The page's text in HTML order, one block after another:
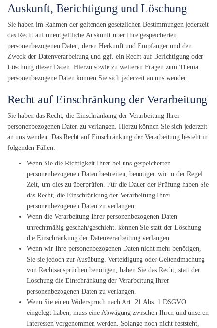
Auskunft, Berichtigung und Löschung
Sie haben im Rahmen der geltenden gesetzlichen Bestimmungen jederzeit
das Recht auf unentgeltliche Auskunft über Ihre gespeicherten
personenbezogenen Daten, deren Herkunft und Empfänger und den
Zweck der Datenverarbeitung und ggf. ein Recht auf Berichtigung oder
Löschung dieser Daten. Hierzu sowie zu weiteren Fragen zum Thema
personenbezogene Daten können Sie sich jederzeit an uns wenden.
Recht auf Einschränkung der Verarbeitung
Sie haben das Recht, die Einschränkung der Verarbeitung Ihrer
personenbezogenen Daten zu verlangen. Hierzu können Sie sich jederzeit
an uns wenden. Das Recht auf Einschränkung der Verarbeitung besteht in
folgenden Fällen:
Wenn Sie die Richtigkeit Ihrer bei uns gespeicherten
personenbezogenen Daten bestreiten, benötigen wir in der Regel
Zeit, um dies zu überprüfen. Für die Dauer der Prüfung haben Sie
das Recht, die Einschränkung der Verarbeitung Ihrer
personenbezogenen Daten zu verlangen.
Wenn die Verarbeitung Ihrer personenbezogenen Daten
unrechtmäßig geschah/geschieht, können Sie statt der Löschung
die Einschränkung der Datenverarbeitung verlangen.
Wenn wir Ihre personenbezogenen Daten nicht mehr benötigen,
Sie sie jedoch zur Ausübung, Verteidigung oder Geltendmachung
von Rechtsansprüchen benötigen, haben Sie das Recht, statt der
Löschung die Einschränkung der Verarbeitung Ihrer
personenbezogenen Daten zu verlangen.
Wenn Sie einen Widerspruch nach Art. 21 Abs. 1 DSGVO
eingelegt haben, muss eine Abwägung zwischen Ihren und unseren
Interessen vorgenommen werden. Solange noch nicht feststeht,